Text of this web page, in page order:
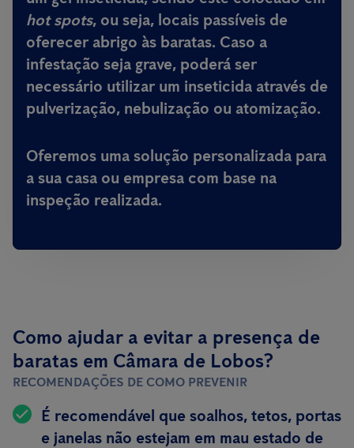
hot spots, ou seja, locais passíveis de
oferecer abrigo às baratas. Caso a
infestação seja grave, poderá ser
necessário utilizar um inseticida através de
pulverização, nebulização ou atomização.
Oferemos uma solução personalizada para
a sua casa ou empresa com base na
inspeção realizada.
Como ajudar a evitar a presença de
baratas em Câmara de Lobos?
RECOMENDAÇÕES DE COMO PREVENIR
É recomendável que soalhos, tetos, portas
e janelas não estejam em mau estado de